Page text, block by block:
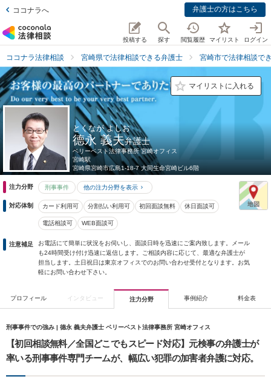
ココナラへ 弁護士の方はこちら
投稿する 探す 閲覧履歴 マイリスト ログイン
ココナラ法律相談 宮崎県で法律相談できる弁護士 宮崎市で法律相談で
マイリストに入れる
とくなが よしお
德永 義夫弁護士
ベリーベスト法律事務所 宮崎オフィス
宮崎駅
宮崎県宮崎市広島1-18-7 大同生命宮崎ビル6階
注力分野 刑事事件 他の注力分野を表示
対応体制 カード利用可 分割払い利用可 初回面談無料 休日面談可
電話相談可 WEB面談可
注意補足
お電話にて簡単に状況をお伺いし、面談日時を迅速にご案内致します。メール
も24時間受け付け迅速に返信します。ご相談内容に応じて、最適な弁護士が
担当します。土日祝日は東京オフィスでのお問い合わせ受付となります。お気
軽にお問い合わせ下さい。
プロフィール インタビュー 注力分野 事例紹介 料金表
刑事事件での強み | 德永 義夫弁護士 ベリーベスト法律事務所 宮崎オフィス
【初回相談無料／全国どこでもスピード対応】元検事の弁護士が
率いる刑事事件専門チームが、幅広い犯罪の加害者弁護に対応。